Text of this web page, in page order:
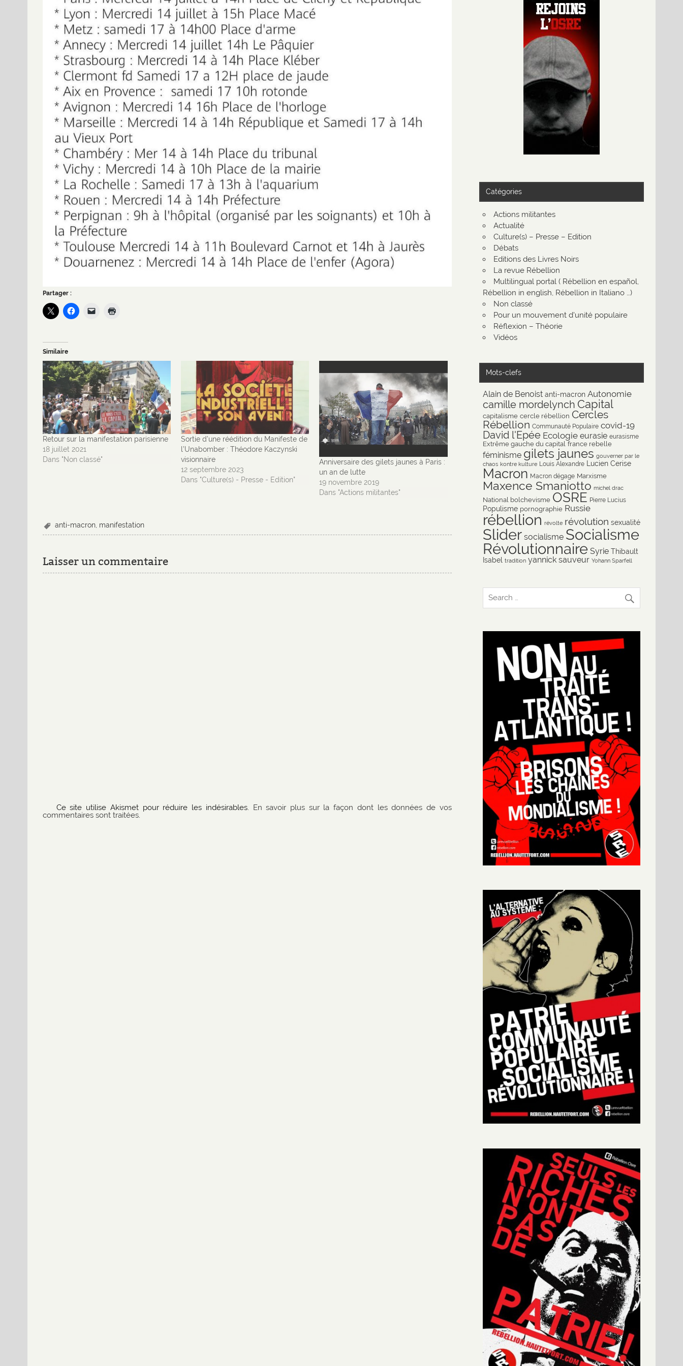
Partager :
Similaire
Retour sur la manifestation parisienne
18 juillet 2021
Dans "Non classé"
Sortie d’une réédition du Manifeste de
l’Unabomber : Théodore Kaczynski
visionnaire
12 septembre 2023
Dans "Culture(s) - Presse - Edition"
Anniversaire des gilets jaunes à Paris :
un an de lutte
19 novembre 2019
Dans "Actions militantes"
anti-macron manifestation
Laisser un commentaire
Ce site utilise Akismet pour réduire les indésirables.
En savoir plus sur la façon dont les données de vos
commentaires sont traitées.
Catégories
Actions militantes
Actualité
Culture(s) – Presse – Edition
Débats
Editions des Livres Noirs
La revue Rébellion
Multilingual portal ( Rébellion en español,
Rébellion in english, Rébellion in Italiano …)
Non classé
Pour un mouvement d'unité populaire
Réflexion – Théorie
Vidéos
Mots-clefs
Alain de Benoist anti-macron Autonomie
camille mordelynch Capital
capitalisme cercle rébellion Cercles
Rébellion Communauté Populaire covid-19
David l'Epée Ecologie eurasie eurasisme
Extrême gauche du capital france rebelle
féminisme gilets jaunes gouverner par le
chaos kontre kulture Louis Alexandre Lucien Cerise
Macron Macron dégage Marxisme
Maxence Smaniotto michel drac
National bolchevisme OSRE Pierre Lucius
Populisme pornographie Russie
rébellion révolte révolution sexualité
Slider socialisme Socialisme
Révolutionnaire Syrie Thibault
Isabel tradition yannick sauveur Yohann Sparfell